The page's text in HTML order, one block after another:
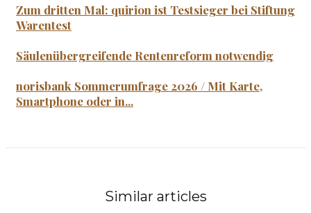
Zum dritten Mal: quirion ist Testsieger bei Stiftung
Warentest
Säulenübergreifende Rentenreform notwendig
norisbank Sommerumfrage 2026 / Mit Karte,
Smartphone oder in...
Similar articles